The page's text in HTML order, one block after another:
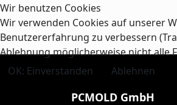
PCMOLD GmbH
Wir benutzen Cookies
Wir verwenden Cookies auf unserer
Benutzererfahrung zu verbessern
Ablehnung möglicherweise nicht alle
OK: Einverstanden
Ablehnen